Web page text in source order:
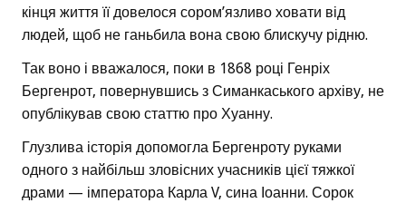
кінця життя її довелося сором’язливо ховати від
людей, щоб не ганьбила вона свою блискучу рідню.
Так воно і вважалося, поки в 1868 році Генріх
Бергенрот, повернувшись з Симанкаського архіву, не
опублікував свою статтю про Хуанну.
Глузлива історія допомогла Бергенроту руками
одного з найбільш зловісних учасників цієї тяжкої
драми — імператора Карла V, сина Іоанни. Сорок